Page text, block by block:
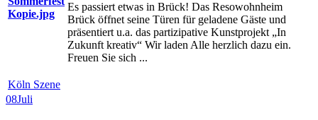
Es passiert etwas in Brück! Das Resowohnheim
Brück öffnet seine Türen für geladene Gäste und
präsentiert u.a. das partizipative Kunstprojekt „In
Zukunft kreativ“ Wir laden Alle herzlich dazu ein.
Freuen Sie sich ...
Köln Szene
08Juli